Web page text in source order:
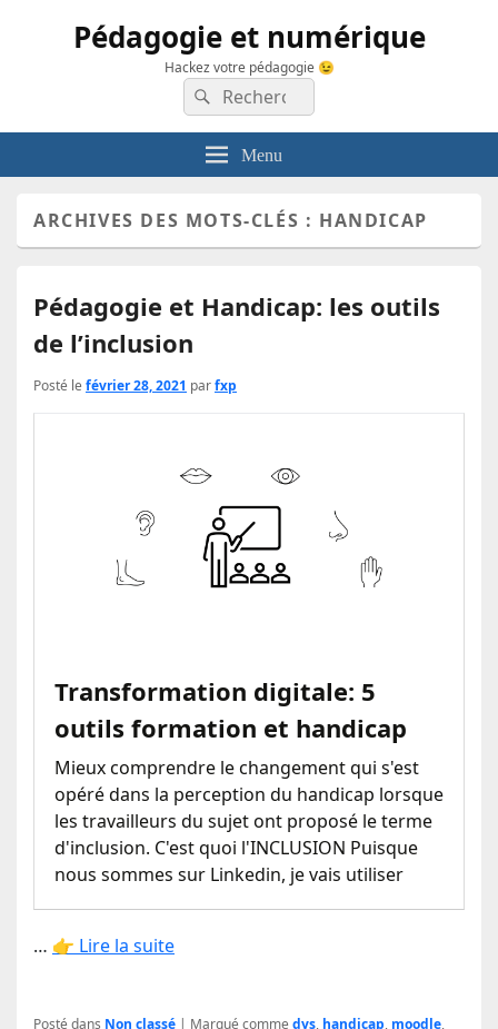
Pédagogie et numérique
Hackez votre pédagogie 😉
Recherche :
Rechercher
Menu
ARCHIVES DES MOTS-CLÉS : HANDICAP
Pédagogie et Handicap: les outils
de l’inclusion
Posté le février 28, 2021 parfxp
Transformation digitale: 5
outils formation et handicap
Mieux comprendre le changement qui s'est
opéré dans la perception du handicap lorsque
les travailleurs du sujet ont proposé le terme
d'inclusion. C'est quoi l'INCLUSION Puisque
nous sommes sur Linkedin, je vais utiliser
… 👉 Lire la suite
Posté dans Non classé | Marqué comme dys, handicap, moodle,